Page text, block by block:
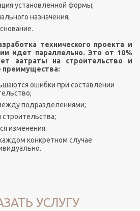
установленной формы;
назначения;
технического проекта и
идет параллельно. Это от 10%
затраты на строительство и
преимущества:
ошибки при составлении
подразделениями;
изменения.
конкретном случае
УСЛУГУ